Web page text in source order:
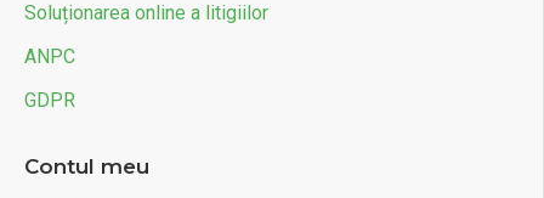
Soluționarea online a litigiilor
ANPC
GDPR
Contul meu